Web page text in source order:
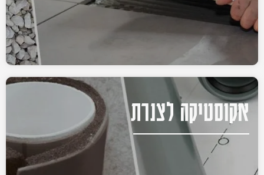
אקוסטיקה לצנרת